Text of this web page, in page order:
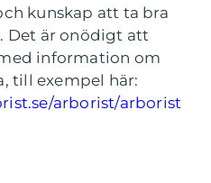
kunskap att ta bra
Det är onödigt att
information om
till exempel här:
arborist/arborist